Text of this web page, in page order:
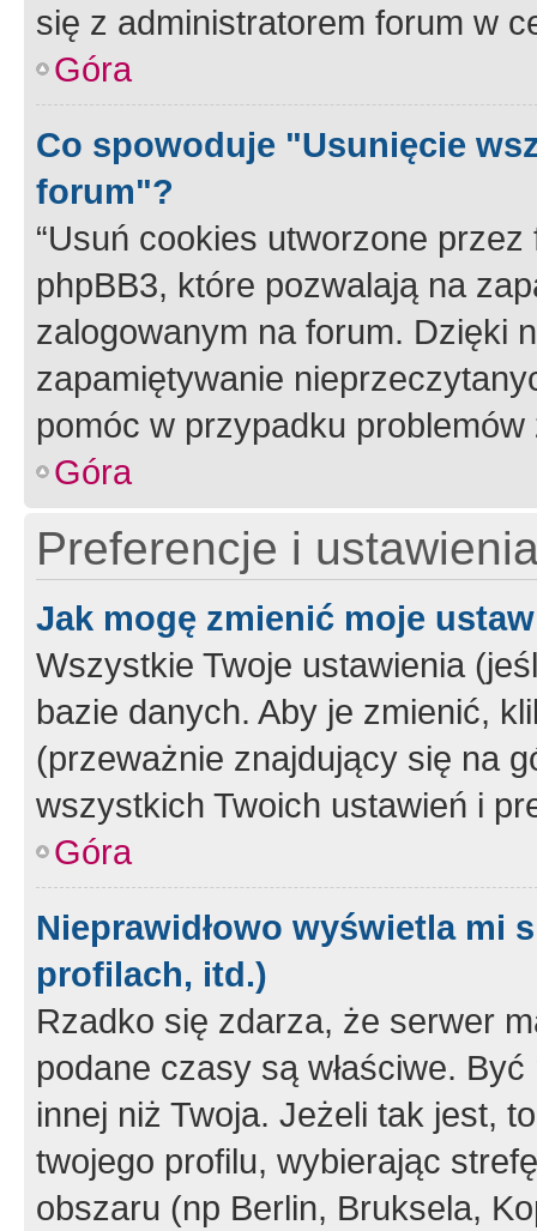
się z administratorem forum w
Góra
Co spowoduje "Usunięcie
forum"?
“Usuń cookies utworzone
phpBB3, które pozwalają na
zalogowanym na forum. Dzięki
zapamiętywanie
pomóc w przypadku
Góra
Preferencje i
Jak mogę zmienić moje
Wszystkie Twoje ustawienia
bazie danych. Aby je zmienić,
(przeważnie znajdujący się na
wszystkich Twoich ustawień i
Góra
Nieprawidłowo wyświetla mi
profilach, itd.)
Rzadko się zdarza, że serwer
podane czasy są właściwe.
innej niż Twoja. Jeżeli tak jest,
twojego profilu, wybierając
obszaru (np Berlin, Bruksela,